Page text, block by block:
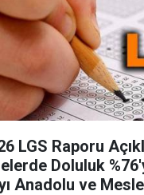
LGS Raporu
Doluluk
Anadolu ve